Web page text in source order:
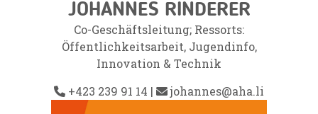
JOHANNES RINDERER
Co-Geschäftsleitung; Ressorts:
Öffentlichkeitsarbeit, Jugendinfo,
Innovation & Technik
+423 239 91 14 | johannes@aha.li